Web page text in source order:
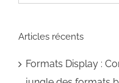
Articles récents
Formats Display :